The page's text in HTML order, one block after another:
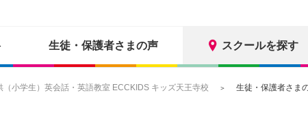
生徒・保護者さまの声 スクールを探す
（小学生）英会話・英語教室 ECCKIDS キッズ天王寺校 生徒・保護者さま